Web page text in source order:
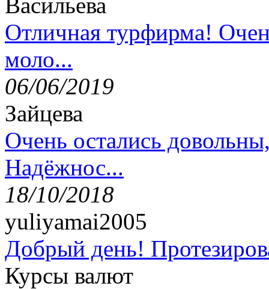
Отличная турфирма!
моло...
06/06/2019
Зайцева
Очень остались
Надёжнос...
18/10/2018
yuliyamai2005
Добрый день!
Курсы валют